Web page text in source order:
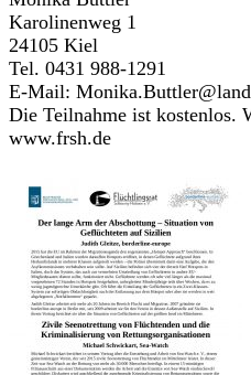
Karolinenweg 1
24105 Kiel
Tel. 0431 988-1291
E-Mail:
Die Teilnahme ist kostenlos.
www.frsh.de